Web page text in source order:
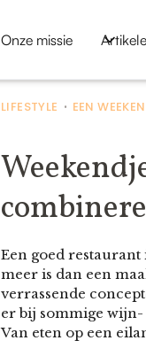
Onze missie
LIFESTYLE • EEN
Een goed restaurant
meer is dan een
verrassende
er bij sommige
Van eten op een